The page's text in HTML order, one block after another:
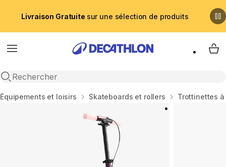
Livraison Gratuite sur une sélection de produits
Menu
Recherche ouverte
My
Accueil
Équipements et loisirs Skateboards et rollers Trottinettes